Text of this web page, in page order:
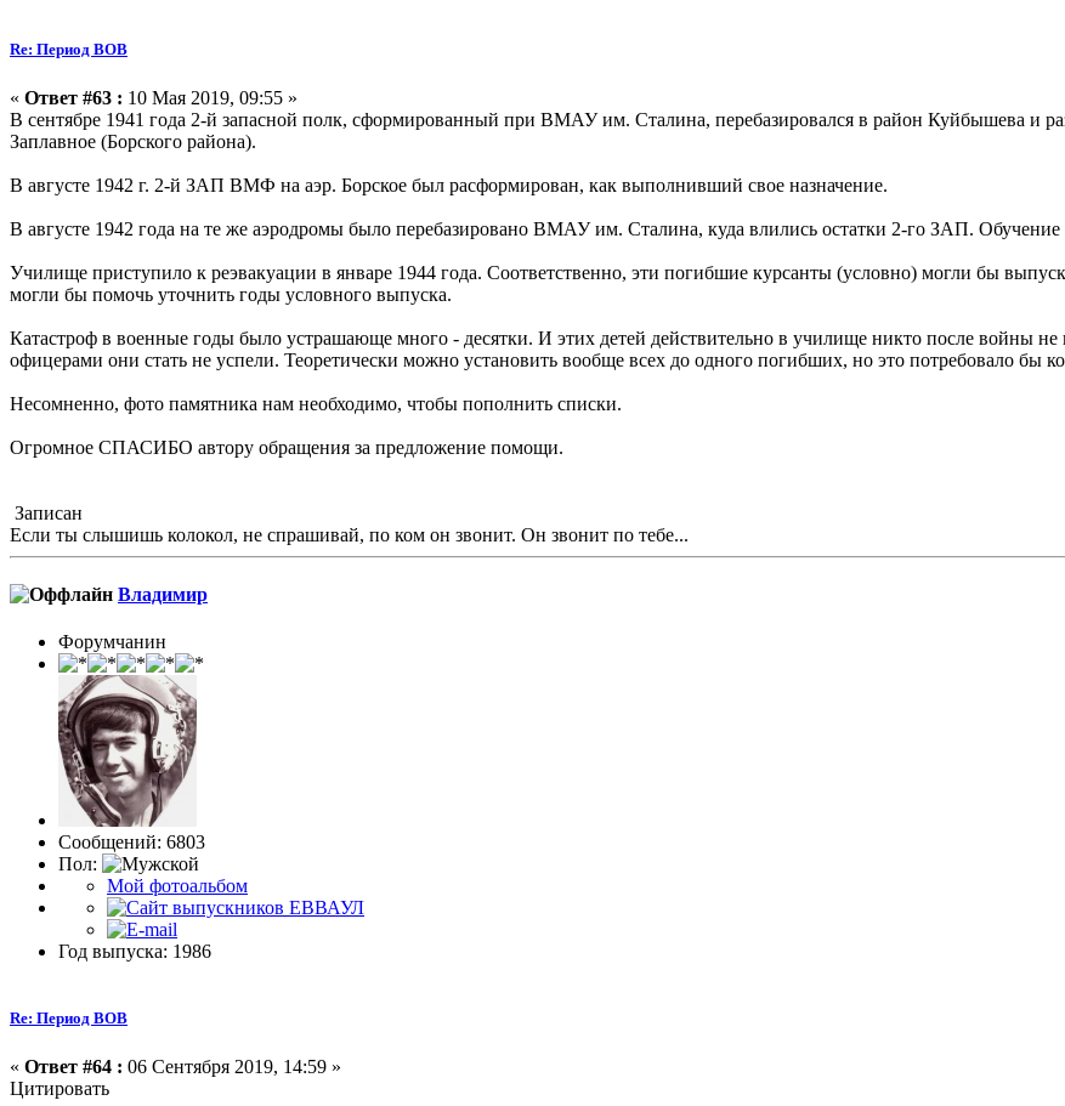
Re: Период ВОВ
« Ответ #63 : 10 Мая 2019, 09:55 »
В сентябре 1941 года 2-й запасной полк, сформированный при ВМАУ им. Сталина, перебазировался в район Куйбышева и
Заплавное (Борского района).
В августе 1942 г. 2-й ЗАП ВМФ на аэр. Борское был расформирован, как выполнивший свое назначение.
В августе 1942 года на те же аэродромы было перебазировано ВМАУ им. Сталина, куда влились остатки 2-го ЗАП. Обучение
Училище приступило к реэвакуации в январе 1944 года. Соответственно, эти погибшие курсанты (условно) могли бы
могли бы помочь уточнить годы условного выпуска.
Катастроф в военные годы было устрашающе много - десятки. И этих детей действительно в училище никто после войны не
офицерами они стать не успели. Теоретически можно установить вообще всех до одного погибших, но это потребовало бы
Несомненно, фото памятника нам необходимо, чтобы пополнить списки.
Огромное СПАСИБО автору обращения за предложение помощи.
Записан
Если ты слышишь колокол, не спрашивай, по ком он звонит. Он звонит по тебе...
Влaдимир
Форумчанин
Сообщений: 6803
Пол:
Мой фотоальбом
Год выпуска: 1986
Re: Период ВОВ
« Ответ #64 : 06 Сентября 2019, 14:59 »
Цитировать